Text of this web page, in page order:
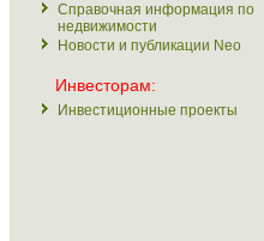
Справочная информация по
недвижимости
Новости и публикации Neo
Инвесторам:
Инвестиционные проекты